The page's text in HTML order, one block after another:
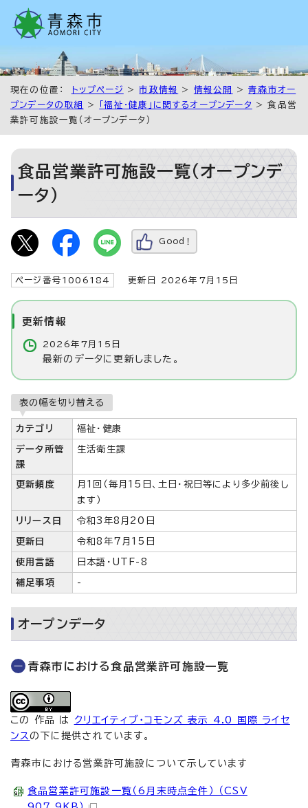
現在の位置： トップページ >市政情報 > 情報公開 >青森市オー
プンデータの取組
> 「福祉・健康」に関するオープンデータ
> 食品営
業許可施設一覧（オープンデータ）
食品営業許可施設一覧（オープンデ
ータ）
Good！
ページ番号1006184 更新日 2026年7月15日
更新情報
2026年7月15日
最新のデータに更新しました。
表の幅を切り替える
カテゴリ 福祉・健康
データ所管
課
生活衛生課
更新頻度
月1回（毎月15日、土日・祝日等により多少前後し
ます）
リリース日 令和3年8月20日
更新日 令和8年7月15日
使用言語 日本語・UTF-8
補足事項 -
オープンデータ
青森市における食品営業許可施設一覧
この 作品 は クリエイティブ・コモンズ 表示 4.0 国際 ライセ
ンスの下に提供されています。
青森市における営業許可施設について示しています
食品営業許可施設一覧（6月末時点全件） （CSV